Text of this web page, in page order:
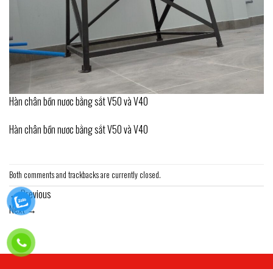
Hàn chân bồn nươc bằng sắt V50 và V40
Hàn chân bồn nươc bằng sắt V50 và V40
Both comments and trackbacks are currently closed.
←Previous
Next→